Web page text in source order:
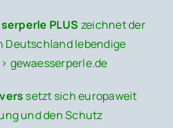
PLUS zeichnet der
Deutschland lebendige
gewaesserperle.de
setzt sich europaweit
und den Schutz